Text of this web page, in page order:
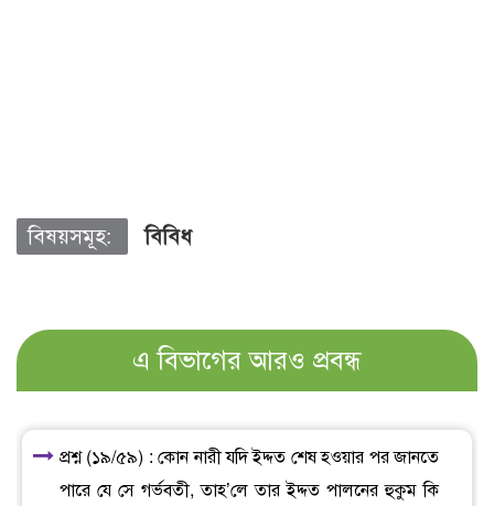
বিষয়সমূহ: বিবিধ
এ বিভাগের আরও প্রবন্ধ
প্রশ্ন (১৯/৫৯) : কোন নারী যদি ইদ্দত শেষ হওয়ার পর জানতে
পারে যে সে গর্ভবতী, তাহ’লে তার ইদ্দত পালনের হুকুম কি